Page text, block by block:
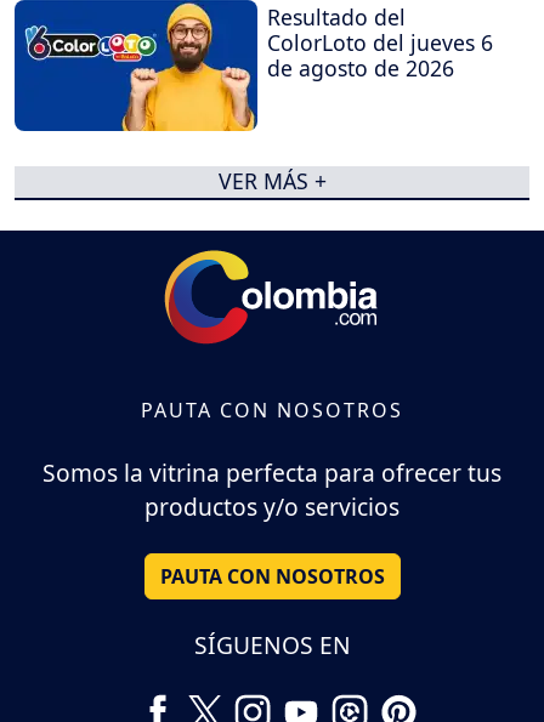
Resultado del
ColorLoto del jueves 6
de agosto de 2026
VER MÁS +
PAUTA CON NOSOTROS
Somos la vitrina perfecta para ofrecer tus
productos y/o servicios
PAUTA CON NOSOTROS
SÍGUENOS EN